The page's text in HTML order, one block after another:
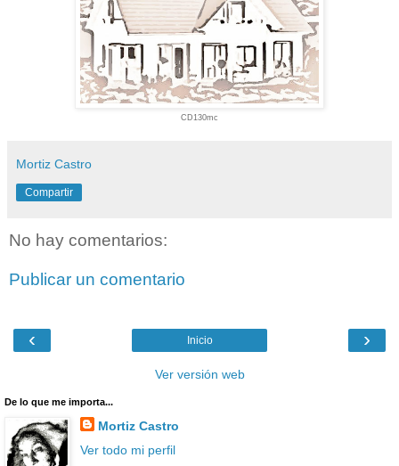
CD130mc
Mortiz Castro
Compartir
No hay comentarios:
Publicar un comentario
‹ ›
Inicio
Ver versión web
De lo que me importa...
Mortiz Castro
Ver todo mi perfil